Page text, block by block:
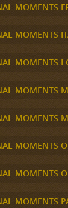
MOMENTS
MOMENTS
MOMENTS
MOMENTS
MOMENTS
MOMENTS
MOMENTS
MOMENTS